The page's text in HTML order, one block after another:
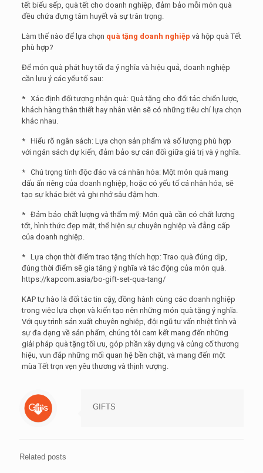
tết biếu sếp, quà tết cho doanh nghiệp, đảm bảo mỗi món quà
đều chứa đựng tâm huyết và sự trân trọng.
Làm thế nào để lựa chọn quà tặng doanh nghiệp và hộp quà Tết
phù hợp?
Để món quà phát huy tối đa ý nghĩa và hiệu quả, doanh nghiệp
cần lưu ý các yếu tố sau:
* Xác định đối tượng nhận quà: Quà tặng cho đối tác chiến lược,
khách hàng thân thiết hay nhân viên sẽ có những tiêu chí lựa chọn
khác nhau.
* Hiểu rõ ngân sách: Lựa chọn sản phẩm và số lượng phù hợp
với ngân sách dự kiến, đảm bảo sự cân đối giữa giá trị và ý nghĩa.
* Chú trọng tính độc đáo và cá nhân hóa: Một món quà mang
dấu ấn riêng của doanh nghiệp, hoặc có yếu tố cá nhân hóa, sẽ
tạo sự khác biệt và ghi nhớ sâu đậm hơn.
* Đảm bảo chất lượng và thẩm mỹ: Món quà cần có chất lượng
tốt, hình thức đẹp mắt, thể hiện sự chuyên nghiệp và đẳng cấp
của doanh nghiệp.
* Lựa chọn thời điểm trao tặng thích hợp: Trao quà đúng dịp,
đúng thời điểm sẽ gia tăng ý nghĩa và tác động của món quà.
https://kapcom.asia/bo-gift-set-qua-tang/
KAP tự hào là đối tác tin cậy, đồng hành cùng các doanh nghiệp
trong việc lựa chọn và kiến tạo nên những món quà tặng ý nghĩa.
Với quy trình sản xuất chuyên nghiệp, đội ngũ tư vấn nhiệt tình và
sự đa dạng về sản phẩm, chúng tôi cam kết mang đến những
giải pháp quà tặng tối ưu, góp phần xây dựng và củng cố thương
hiệu, vun đắp những mối quan hệ bền chặt, và mang đến một
mùa Tết trọn vẹn yêu thương và thịnh vượng.
GIFTS
Related posts